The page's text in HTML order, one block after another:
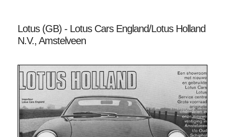
Lotus (GB) - Lotus Cars England/Lotus Holland
N.V., Amstelveen